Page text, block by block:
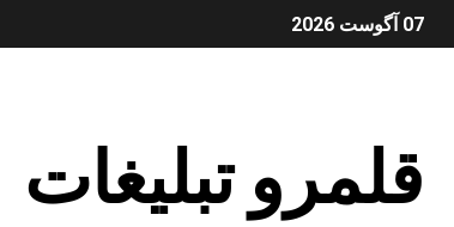
07 آگوست 2026
قلمرو تبلیغات